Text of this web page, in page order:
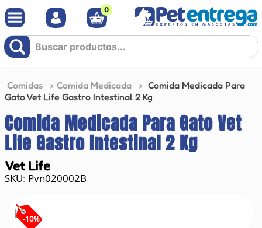
0
Buscar productos...
Comidas Comida Medicada
Comida Medicada Para
Gato Vet Life Gastro Intestinal 2 Kg
Comida Medicada Para Gato Vet
Life Gastro Intestinal 2 Kg
Vet Life
: Pvn020002B
-10%